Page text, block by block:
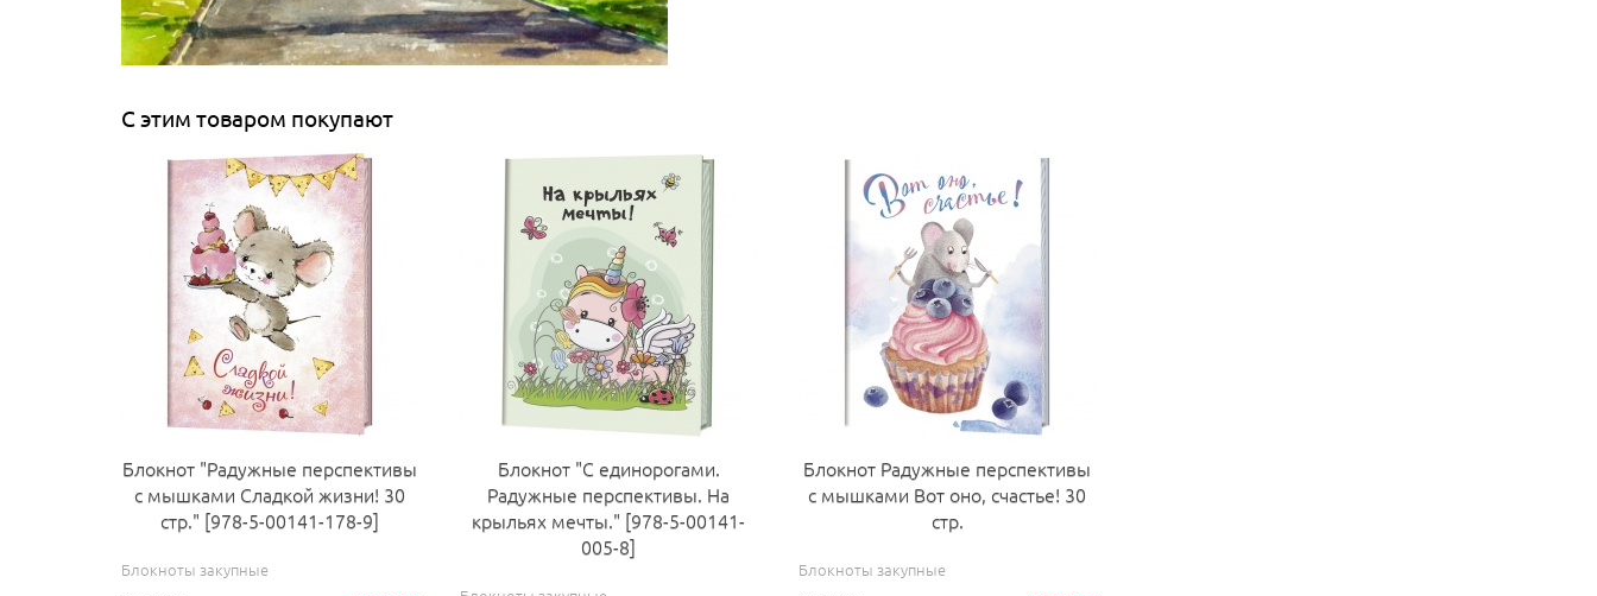
С этим товаром покупают
Блокнот "Радужные перспективы
с мышками Сладкой жизни! 30
стр." [978-5-00141-178-9]
Блокноты закупные
Блокнот "С единорогами.
Радужные перспективы. На
крыльях мечты." [978-5-00141-
005-8]
Блокнот Радужные перспективы
с мышками Вот оно, счастье! 30
стр.
Блокноты закупные